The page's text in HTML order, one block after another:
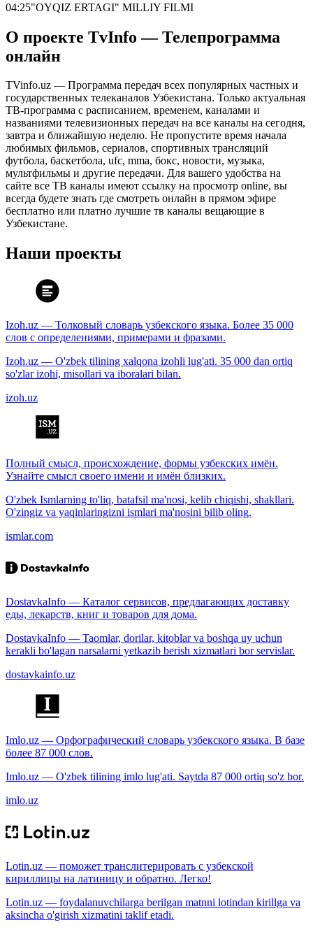
04:25"OYQIZ ERTAGI" MILLIY FILMI
О проекте TvInfo — Телепрограмма
онлайн
TVinfo.uz — Программа передач всех популярных частных и
государственных телеканалов Узбекистана. Только актуальная
ТВ-программа с расписанием, временем, каналами и
названиями телевизионных передач на все каналы на сегодня,
завтра и ближайшую неделю. Не пропустите время начала
любимых фильмов, сериалов, спортивных трансляций
футбола, баскетбола, ufc, mma, бокс, новости, музыка,
мультфильмы и другие передачи. Для вашего удобства на
сайте все ТВ каналы имеют ссылку на просмотр online, вы
всегда будете знать где смотреть онлайн в прямом эфире
бесплатно или платно лучшие тв каналы вещающие в
Узбекистане.
Наши проекты
Izoh.uz — Толковый словарь узбекского языка. Более 35 000
слов с определениями, примерами и фразами.
Izoh.uz — O'zbek tilining xalqona izohli lug'ati. 35 000 dan ortiq
so'zlar izohi, misollari va iboralari bilan.
izoh.uz
Полный смысл, происхождение, формы узбекских имён.
Узнайте смысл своего имени и имён близких.
O'zbek Ismlarning to'liq, batafsil ma'nosi, kelib chiqishi, shakllari.
O'zingiz va yaqinlaringizni ismlari ma'nosini bilib oling.
ismlar.com
DostavkaInfo — Каталог сервисов, предлагающих доставку
еды, лекарств, книг и товаров для дома.
DostavkaInfo — Taomlar, dorilar, kitoblar va boshqa uy uchun
kerakli bo'lagan narsalarni yetkazib berish xizmatlari bor servislar.
dostavkainfo.uz
Imlo.uz — Орфографический словарь узбекского языка. В базе
более 87 000 слов.
Imlo.uz — O'zbek tilining imlo lug'ati. Saytda 87 000 ortiq so'z bor.
imlo.uz
Lotin.uz — поможет транслитерировать с узбекской
кириллицы на латиницу и обратно. Легко!
Lotin.uz — foydalanuvchilarga berilgan matnni lotindan kirillga va
aksincha o'girish xizmatini taklif etadi.